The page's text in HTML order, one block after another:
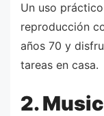
Un uso
reproducción
años 70 y
tareas en casa.
2.